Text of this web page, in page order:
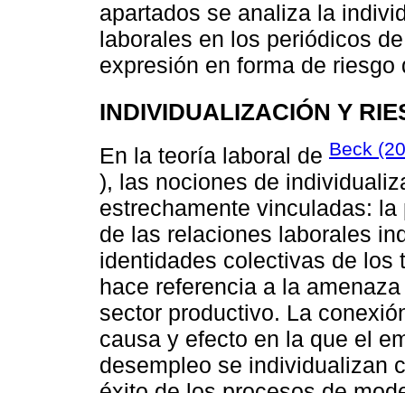
apartados se analiza la
laborales en los periódicos
expresión en forma de riesgo
INDIVIDUALIZACIÓN Y
En la teoría laboral de Beck
), las nociones de
estrechamente vinculadas:
de las relaciones laborales
identidades colectivas de los
hace referencia a la
sector productivo. La
causa y efecto en la que el
desempleo se individualizan